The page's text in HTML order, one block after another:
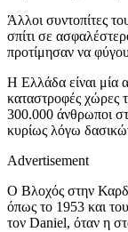
Άλλοι συντοπίτες
σπίτι σε
προτίμησαν να
Η Ελλάδα είναι μία
καταστροφές χώρες
300.000 άνθρωποι
κυρίως λόγω
Advertisement
Ο Βλοχός στην
όπως το 1953 και
τον Daniel, όταν η